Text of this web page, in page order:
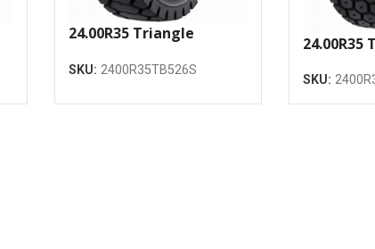
24.00R35 Triangle
riepa
SKU:2400R35TB526S
24.00R35
TL riepa
SKU: